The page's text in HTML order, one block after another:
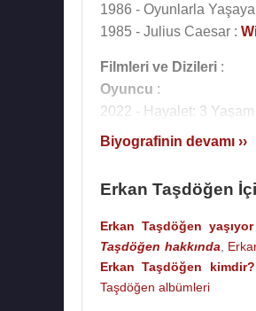
1986 - Oyunlarla
1985 - Julius Caesar :
Filmleri ve Dizileri :
Oyuncu :
2022 - Hayalet: 3
2017 - Lego Batman
2016 - Şarkını Söyle
2016 - Süper Yetenek
2016 - Kayıp Balık
2016 - Bu da Nereden
2015 - Muna (Sinema
2015 - Minyonlar
Biyografinin devamı ››
Erkan Taşdöğen
Erkan Taşdöğen
Taşdöğen hakkında
Erkan Taşdöğen kimdir?
Taşdöğen albümleri